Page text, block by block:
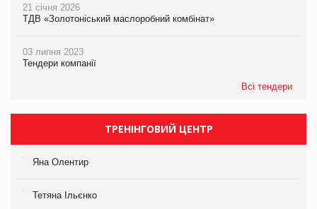
21 січня 2026
ТДВ «Золотоніський маслоробний комбінат»
03 липня 2023
Тендери компанії
Всі тендери
ТРЕНІНГОВИЙ ЦЕНТР
Яна Олентир
Тетяна Ільєнко